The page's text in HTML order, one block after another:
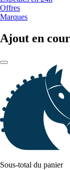
Offres
Marques
Ajout en
Sous-total du panier